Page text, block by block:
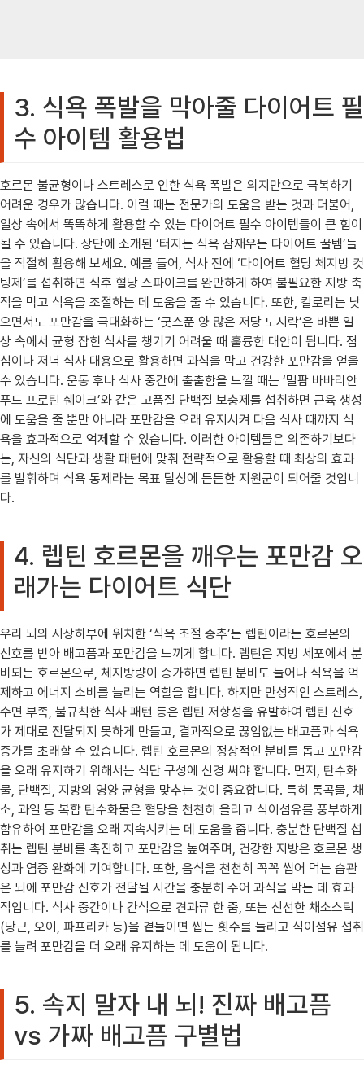
3. 식욕 폭발을 막아줄 다이어트 필
수 아이템 활용법
호르몬 불균형이나 스트레스로 인한 식욕 폭발은 의지만으로 극복하기
어려운 경우가 많습니다. 이럴 때는 전문가의 도움을 받는 것과 더불어,
일상 속에서 똑똑하게 활용할 수 있는 다이어트 필수 아이템들이 큰 힘이
될 수 있습니다. 상단에 소개된 ‘터지는 식욕 잠재우는 다이어트 꿀템’들
을 적절히 활용해 보세요. 예를 들어, 식사 전에 ‘다이어트 혈당 체지방 컷
팅제’를 섭취하면 식후 혈당 스파이크를 완만하게 하여 불필요한 지방 축
적을 막고 식욕을 조절하는 데 도움을 줄 수 있습니다. 또한, 칼로리는 낮
으면서도 포만감을 극대화하는 ‘굿스푼 양 많은 저당 도시락’은 바쁜 일
상 속에서 균형 잡힌 식사를 챙기기 어려울 때 훌륭한 대안이 됩니다. 점
심이나 저녁 식사 대용으로 활용하면 과식을 막고 건강한 포만감을 얻을
수 있습니다. 운동 후나 식사 중간에 출출함을 느낄 때는 ‘밀팜 바바리안
푸드 프로틴 쉐이크’와 같은 고품질 단백질 보충제를 섭취하면 근육 생성
에 도움을 줄 뿐만 아니라 포만감을 오래 유지시켜 다음 식사 때까지 식
욕을 효과적으로 억제할 수 있습니다. 이러한 아이템들은 의존하기보다
는, 자신의 식단과 생활 패턴에 맞춰 전략적으로 활용할 때 최상의 효과
를 발휘하며 식욕 통제라는 목표 달성에 든든한 지원군이 되어줄 것입니
다.
4. 렙틴 호르몬을 깨우는 포만감 오
래가는 다이어트 식단
우리 뇌의 시상하부에 위치한 ‘식욕 조절 중추’는 렙틴이라는 호르몬의
신호를 받아 배고픔과 포만감을 느끼게 합니다. 렙틴은 지방 세포에서 분
비되는 호르몬으로, 체지방량이 증가하면 렙틴 분비도 늘어나 식욕을 억
제하고 에너지 소비를 늘리는 역할을 합니다. 하지만 만성적인 스트레스,
수면 부족, 불규칙한 식사 패턴 등은 렙틴 저항성을 유발하여 렙틴 신호
가 제대로 전달되지 못하게 만들고, 결과적으로 끊임없는 배고픔과 식욕
증가를 초래할 수 있습니다. 렙틴 호르몬의 정상적인 분비를 돕고 포만감
을 오래 유지하기 위해서는 식단 구성에 신경 써야 합니다. 먼저, 탄수화
물, 단백질, 지방의 영양 균형을 맞추는 것이 중요합니다. 특히 통곡물, 채
소, 과일 등 복합 탄수화물은 혈당을 천천히 올리고 식이섬유를 풍부하게
함유하여 포만감을 오래 지속시키는 데 도움을 줍니다. 충분한 단백질 섭
취는 렙틴 분비를 촉진하고 포만감을 높여주며, 건강한 지방은 호르몬 생
성과 염증 완화에 기여합니다. 또한, 음식을 천천히 꼭꼭 씹어 먹는 습관
은 뇌에 포만감 신호가 전달될 시간을 충분히 주어 과식을 막는 데 효과
적입니다. 식사 중간이나 간식으로 견과류 한 줌, 또는 신선한 채소스틱
(당근, 오이, 파프리카 등)을 곁들이면 씹는 횟수를 늘리고 식이섬유 섭취
를 늘려 포만감을 더 오래 유지하는 데 도움이 됩니다.
5. 속지 말자 내 뇌! 진짜 배고픔
vs 가짜 배고픔 구별법